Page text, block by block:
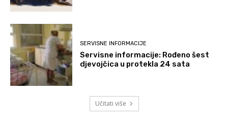
SERVISNE INFORMACIJE
Servisne informacije: Rođeno šest
djevojčica u protekla 24 sata
Učitati više